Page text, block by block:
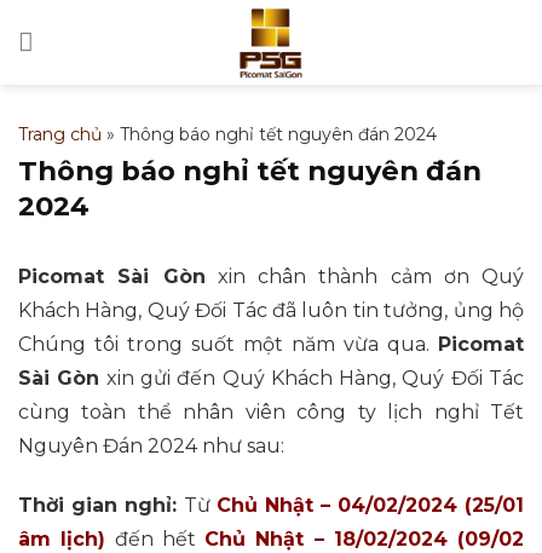
qua
Trang chủ » Thông báo nghỉ tết nguyên đán 2024
Thông báo nghỉ tết nguyên đán
2024
Picomat Sài Gòn xin chân thành cảm ơn Quý
Khách Hàng, Quý Đối Tác đã luôn tin tưởng, ủng hộ
Chúng tôi trong suốt một năm vừa qua. Picomat
Sài Gòn xin gửi đến Quý Khách Hàng, Quý Đối Tác
cùng toàn thể nhân viên công ty lịch nghỉ Tết
Nguyên Đán 2024 như sau:
Thời gian nghỉ: Từ Chủ Nhật – 04/02/2024 (25/01
âm lịch) đến hết Chủ Nhật – 18/02/2024 (09/02